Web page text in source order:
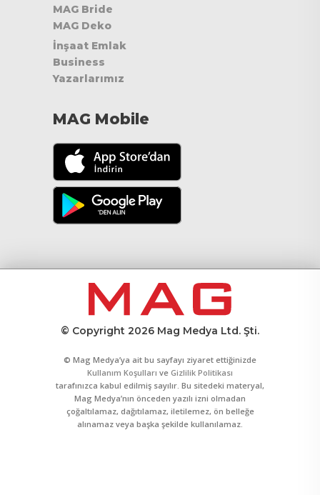
MAG Bride
MAG Deko
İnşaat Emlak
Business
Yazarlarımız
MAG Mobile
© Copyright 2026 Mag Medya Ltd. Şti.
© Mag Medya’ya ait bu sayfayı ziyaret ettiğinizde
Kullanım Koşulları ve Gizlilik Politikası
tarafınızca kabul edilmiş sayılır. Bu sitedeki materyal,
Mag Medya’nın önceden yazılı izni olmadan
çoğaltılamaz, dağıtılamaz, iletilemez, ön belleğe
alınamaz veya başka şekilde kullanılamaz.